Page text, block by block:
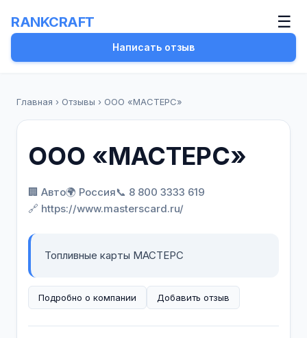
RANKCRAFT ☰
Написать отзыв
Главная › Отзывы › ООО «МАСТЕРС»
ООО «МАСТЕРС»
🏢 Авто🌍 Россия📞 8 800 3333 619
🔗 https://www.masterscard.ru/
Топливные карты МАСТЕРС
Подробно о компании Добавить отзыв